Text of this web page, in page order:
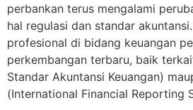
perbankan terus mengalami
hal regulasi dan standar
profesional di bidang keuangan
perkembangan terbaru, baik
Standar Akuntansi Keuangan)
(International Financial Reporting